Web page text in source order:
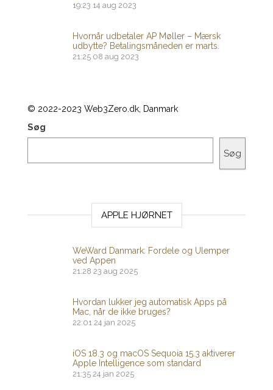
19:23 14 aug 2023
Hvornår udbetaler AP Møller – Mærsk
udbytte? Betalingsmåneden er marts.
21:25 08 aug 2023
© 2022-2023 Web3Zero.dk, Danmark
Søg
Søg
APPLE HJØRNET
WeWard Danmark: Fordele og Ulemper
ved Appen
21:28 23 aug 2025
Hvordan lukker jeg automatisk Apps på
Mac, når de ikke bruges?
22:01 24 jan 2025
iOS 18.3 og macOS Sequoia 15.3 aktiverer
Apple Intelligence som standard
21:35 24 jan 2025